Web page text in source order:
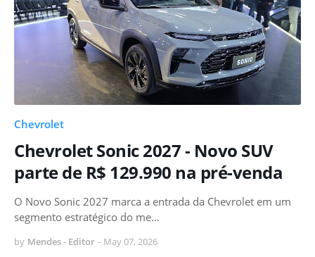
Chevrolet
Chevrolet Sonic 2027 - Novo SUV
parte de R$ 129.990 na pré-venda
O Novo Sonic 2027 marca a entrada da Chevrolet em um
segmento estratégico do me…
by Mendes - Editor - May 07, 2026